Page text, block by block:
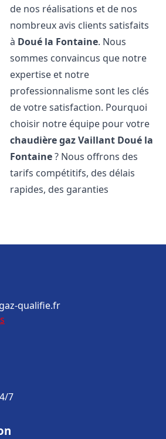
de nos réalisations et de nos
nombreux avis clients satisfaits
à Doué la Fontaine. Nous
sommes convaincus que notre
expertise et notre
professionnalisme sont les clés
de votre satisfaction. Pourquoi
choisir notre équipe pour votre
chaudière gaz Vaillant Doué la
Fontaine? Nous offrons des
tarifs compétitifs, des délais
rapides, des garanties
qualifie.fr
7